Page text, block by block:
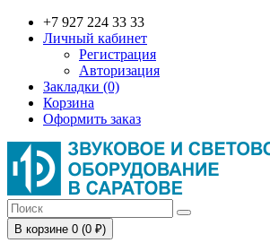
+7 927 224 33 33
Личный кабинет
Регистрация
Авторизация
Закладки (0)
Корзина
Оформить заказ
В корзине 0 (0 ₽)